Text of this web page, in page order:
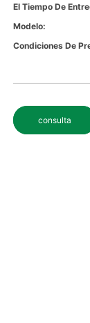
El Tiempo De
Modelo:
Condiciones De
consulta